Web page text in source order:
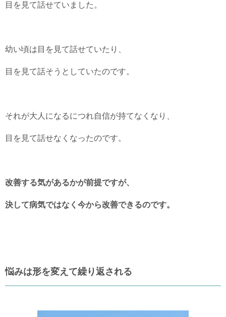
目を見て話せていました。
幼い頃は目を見て話せていたり、
目を見て話そうとしていたのです。
それが大人になるにつれ自信が持てなくなり、
目を見て話せなくなったのです。
改善する気があるかが前提ですが、
決して病気ではなく今から改善できるのです。
悩みは形を変えて繰り返される